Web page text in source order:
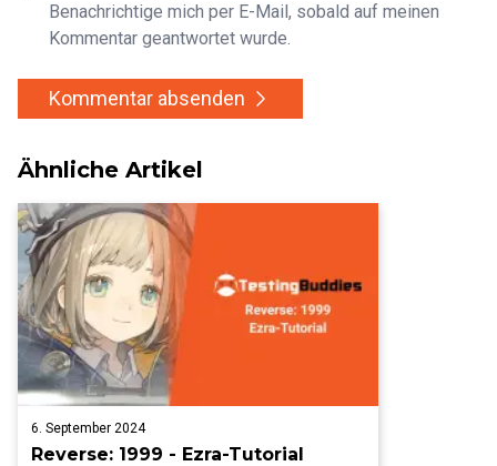
Benachrichtige mich per E-Mail, sobald auf meinen
Kommentar geantwortet wurde.
Kommentar absenden
Ähnliche Artikel
6. September 2024
Reverse: 1999 - Ezra-Tutorial